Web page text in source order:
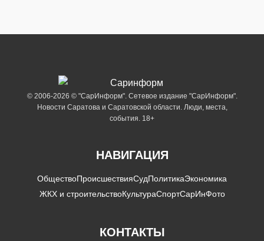
© 2006-2026 © "СарИнформ". Сетевое издание "СарИнформ".
Новости Саратова и Саратовской области. Люди, места,
события. 18+
НАВИГАЦИЯ
ОбществоПроисшествияСудПолитикаЭкономика
ЖКХ и строительствоКультураСпортСарИнФото
КОНТАКТЫ